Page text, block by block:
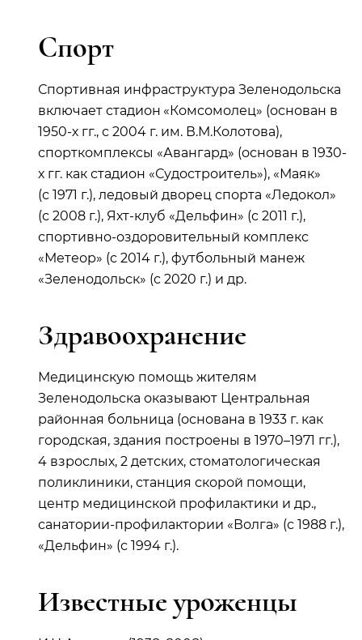
Спорт
Спортивная инфраструктура Зеленодольска
включает стадион «Комсомолец» (основан в
1950-х гг., с 2004 г. им. В.М.Колотова),
спорткомплексы «Авангард» (основан в 1930-
х гг. как стадион «Судостроитель»), «Маяк»
(с 1971 г.), ледовый дворец спорта «Ледокол»
(с 2008 г.), Яхт‑клуб «Дельфин» (с 2011 г.),
спортивно-оздоровительный комплекс
«Метеор» (с 2014 г.), футбольный манеж
«Зеленодольск» (с 2020 г.) и др.
Здравоохранение
Медицинскую помощь жителям
Зеленодольска оказывают Центральная
районная больница (основана в 1933 г. как
городская, здания построены в 1970–1971 гг.),
4 взрослых, 2 детских, стоматологическая
поликлиники, станция скорой помощи,
центр медицинской профилактики и др.,
санатории-профилактории «Волга» (с 1988 г.),
«Дельфин» (с 1994 г.).
Известные уроженцы